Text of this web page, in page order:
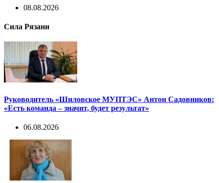
08.08.2026
Сила Рязани
Руководитель «Шиловское МУПТЭС» Антон Садовников:
«Есть команда – значит, будет результат»
06.08.2026